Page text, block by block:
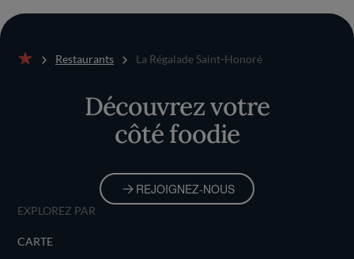
Restaurants La Régalade Saint-Honoré
Découvrez votre
côté foodie
REJOIGNEZ-NOUS
EXPLOREZ PAR
CARTE